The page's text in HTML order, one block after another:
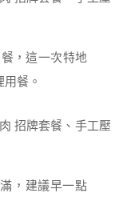
，這一次特地
餐。
，建議早一點